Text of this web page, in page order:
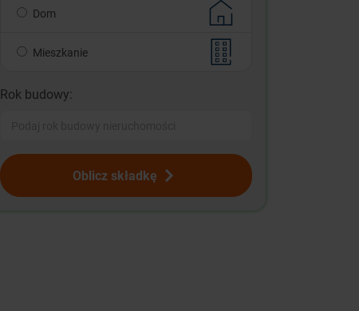
Dom
Mieszkanie
Rok budowy:
Oblicz składkę